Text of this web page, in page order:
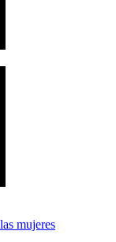
mujeres